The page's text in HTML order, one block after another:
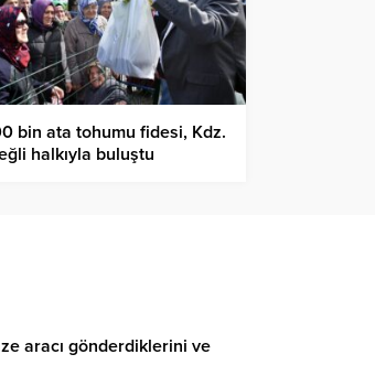
bin ata tohumu fidesi, Kdz.
halkıyla buluştu
aracı gönderdiklerini ve